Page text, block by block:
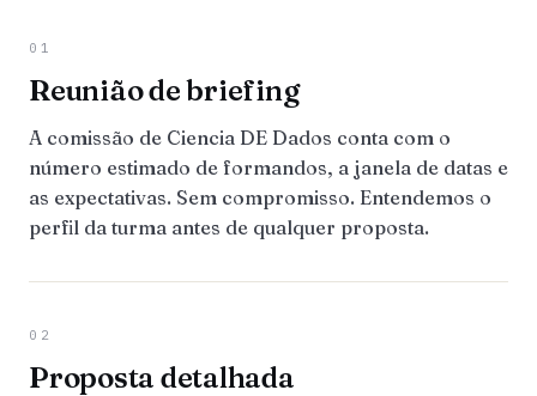
01
Reunião de briefing
A comissão de Ciencia DE Dados conta com o
número estimado de formandos, a janela de datas e
as expectativas. Sem compromisso. Entendemos o
perfil da turma antes de qualquer proposta.
02
Proposta detalhada